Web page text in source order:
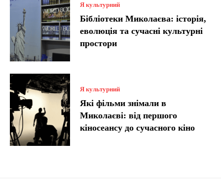
Я культурний
Бібліотеки Миколаєва: історія,
еволюція та сучасні культурні
простори
Я культурний
Які фільми знімали в
Миколаєві: від першого
кіносеансу до сучасного кіно